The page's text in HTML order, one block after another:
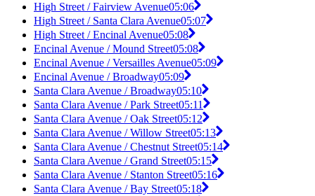
High Street / Fairview Avenue05:06
High Street / Santa Clara Avenue05:07
High Street / Encinal Avenue05:08
Encinal Avenue / Mound Street05:08
Encinal Avenue / Versailles Avenue05:09
Encinal Avenue / Broadway05:09
Santa Clara Avenue / Broadway05:10
Santa Clara Avenue / Park Street05:11
Santa Clara Avenue / Oak Street05:12
Santa Clara Avenue / Willow Street05:13
Santa Clara Avenue / Chestnut Street05:14
Santa Clara Avenue / Grand Street05:15
Santa Clara Avenue / Stanton Street05:16
Santa Clara Avenue / Bay Street05:18